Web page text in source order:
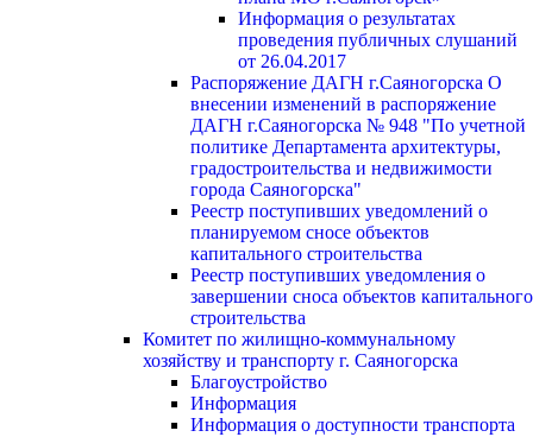
Информация о результатах
проведения публичных слушаний
от 26.04.2017
Распоряжение ДАГН г.Саяногорска О
внесении изменений в распоряжение
ДАГН г.Саяногорска № 948 "По учетной
политике Департамента архитектуры,
градостроительства и недвижимости
города Саяногорска"
Реестр поступивших уведомлений о
планируемом сносе объектов
капитального строительства
Реестр поступивших уведомления о
завершении сноса объектов капитального
строительства
Комитет по жилищно-коммунальному
хозяйству и транспорту г. Саяногорска
Благоустройство
Информация
Информация о доступности транспорта